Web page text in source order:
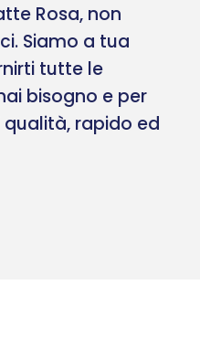
Rosa, non
Siamo a tua
tutte le
bisogno e per
qualità, rapido ed